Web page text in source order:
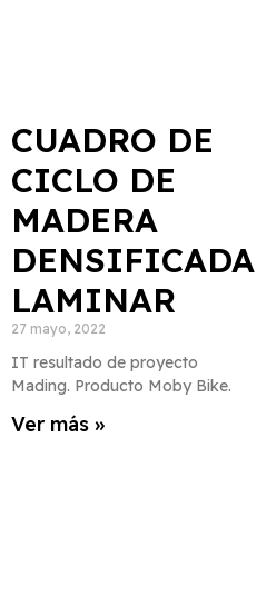
CUADRO DE
CICLO DE
MADERA
DENSIFICADA
LAMINAR
27 mayo, 2022
IT resultado de proyecto
Mading. Producto Moby Bike.
Ver más »